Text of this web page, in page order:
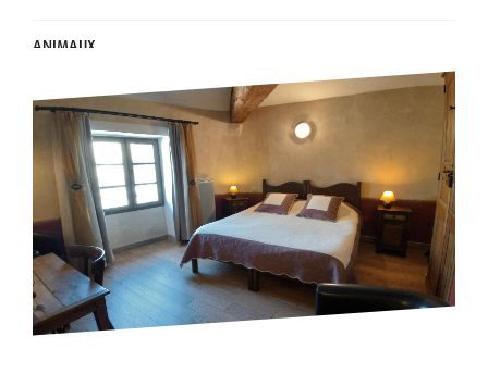
ANIMAUX
Les animaux ne sont pas acceptés